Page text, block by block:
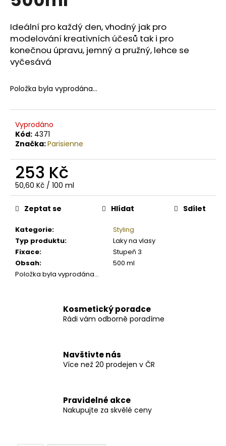
Ideální pro každý den, vhodný jak pro
modelování kreativních účesů tak i pro
konečnou úpravu, jemný a pružný, lehce se
vyčesává
Položka byla vyprodána…
Vyprodáno
Kód: 4371
Značka:Parisienne
253 Kč
Měrná
cena:
50,60 Kč / 100 ml
Kategorie:
Styling
Typ produktu:
Laky na vlasy
Fixace:
Stupeň 3
Obsah:
500 ml
Položka byla vyprodána…
Zeptat se Hlídat Sdílet
Kosmetický poradce
Rádi vám odborně poradíme
Navštivte nás
Více než 20 prodejen v ČR
Pravidelné akce
Nakupujte za skvělé ceny
j
e
m
e
BODY
BIO
JASMINE
ORGANICKÉ
RUČNĚ
VYRÁBĚNÉ
MÁSLO
PRO
OSLNIVÝ
LESK
250ML
990